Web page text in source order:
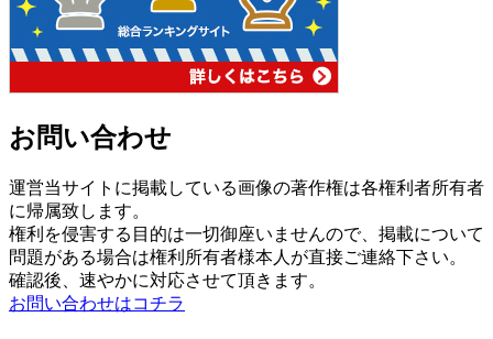
お問い合わせ
運営当サイトに掲載している画像の著作権は各権利者所有者
に帰属致します。
権利を侵害する目的は一切御座いませんので、掲載について
問題がある場合は権利所有者様本人が直接ご連絡下さい。
確認後、速やかに対応させて頂きます。
お問い合わせはコチラ